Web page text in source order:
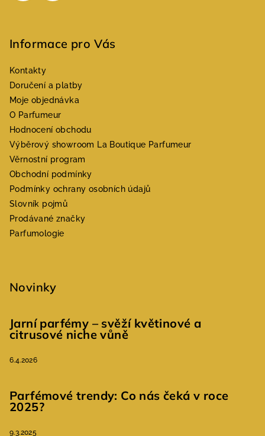
Informace pro Vás
Kontakty
Doručení a platby
Moje objednávka
O Parfumeur
Hodnocení obchodu
Výběrový showroom La Boutique Parfumeur
Věrnostní program
Obchodní podmínky
Podmínky ochrany osobních údajů
Slovník pojmů
Prodávané značky
Parfumologie
Novinky
Jarní parfémy – svěží květinové a
citrusové niche vůně
6.4.2026
Parfémové trendy: Co nás čeká v roce
2025?
9.3.2025